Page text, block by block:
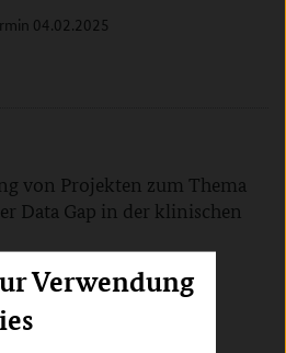
Verwendung
04.02.2025
von Projekten zum Thema
Data Gap in der klinischen
09.01.2025